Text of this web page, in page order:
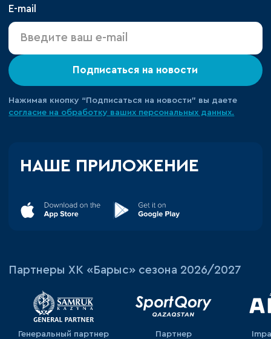
E-mail
Подписаться на новости
Нажимая кнопку “Подписаться на новости” вы даете
согласие на обработку ваших персональных данных.
НАШЕ ПРИЛОЖЕНИЕ
Партнеры ХК «Барыс» сезона 2026/2027
Генеральный партнер Партнер